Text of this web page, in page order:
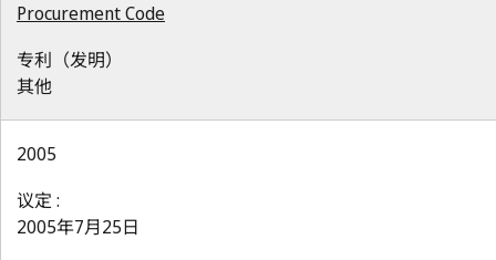
Procurement Code
专利（发明）
其他
2005
议定 :
2005年7月25日